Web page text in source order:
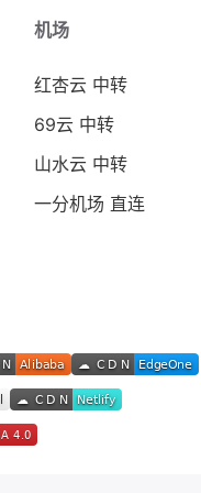
机场
红杏云 中转
69云 中转
山水云 中转
一分机场 直连